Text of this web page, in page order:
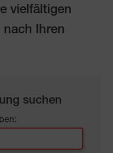
vielfältigen
nach Ihren
suchen